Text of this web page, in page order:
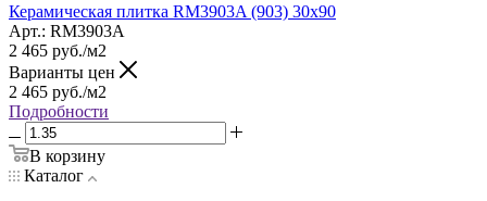
Керамическая плитка RM3903A (903) 30х90
Арт.: RM3903A
2 465 руб./м2
Варианты цен
2 465 руб./м2
Подробности
В корзину
Каталог